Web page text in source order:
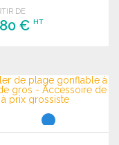
DE
€HT
Demander un devis